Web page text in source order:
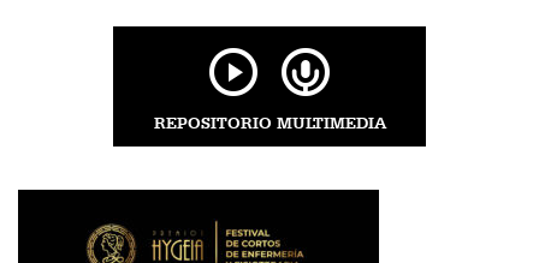
REPOSITORIO MULTIMEDIA